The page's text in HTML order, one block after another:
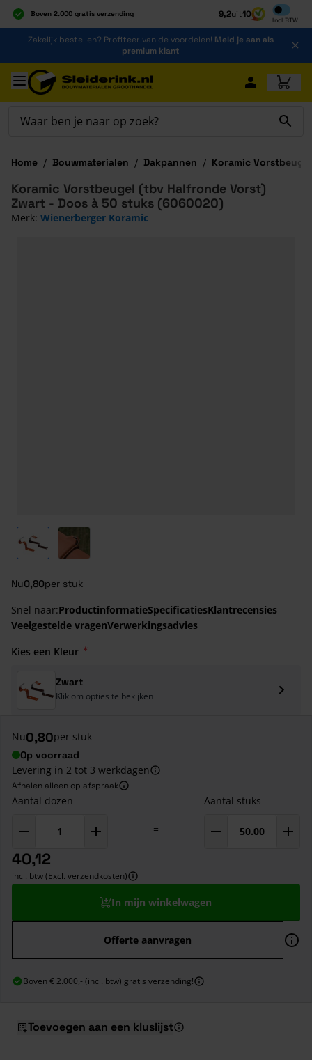
Boven 2.000 gratis verzending
Al 40 jaar dé specialist
Alles onder één dak
9,2uit10
Incl BTW
Inclusief
Ga naar de inhoud
Zakelijk bestellen? Profiteer van de voordelen! Meld je aan als
premium klant
Ga naar hoofdinhoud
Home / Bouwmaterialen / Dakpannen / Koramic
View larger imageView larger image
Nu0,80per stuk
Koramic Vorstbeugel (tbv Halfronde Vorst)
Zwart - Doos à 50 stuks (6060020)
Merk: Wienerberger Koramic
Snel naar:ProductinformatieSpecificatiesKlantrecensies
Veelgestelde vragenVerwerkingsadvies
Kies een Kleur
Zwart
Klik om opties te bekijken
Nu0,80per stuk
Op voorraad
Levering in 2 tot 3 werkdagen
Afhalen alleen op afspraak
Aantal dozen
=
Aantal stuks
40,12
incl. btw (Excl. verzendkosten)
In mijn winkelwagen
Offerte aanvragen
Boven € 2.000,- (incl. btw) gratis verzending!
Toevoegen aan een kluslijst